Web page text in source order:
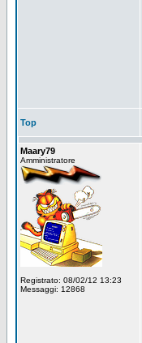
Top
Maary79
Amministratore
Registrato: 08/02/12 13:23
Messaggi: 12868